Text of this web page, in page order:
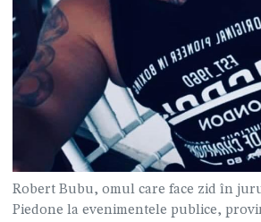
Robert Bubu, omul care face zid în
Piedone la evenimentele publice,